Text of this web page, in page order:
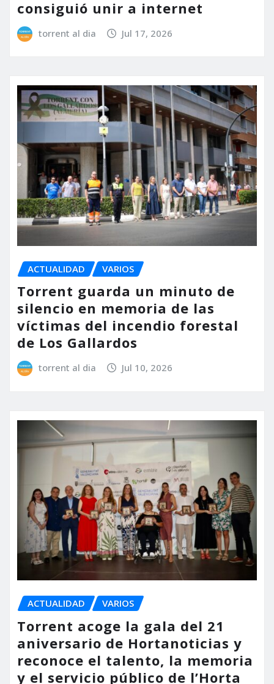
consiguió unir a internet
torrent al dia Jul 17, 2026
ACTUALIDAD VARIOS
Torrent guarda un minuto de
silencio en memoria de las
víctimas del incendio forestal
de Los Gallardos
torrent al dia Jul 10, 2026
ACTUALIDAD VARIOS
Torrent acoge la gala del 21
aniversario de Hortanoticias y
reconoce el talento, la memoria
y el servicio público de l’Horta